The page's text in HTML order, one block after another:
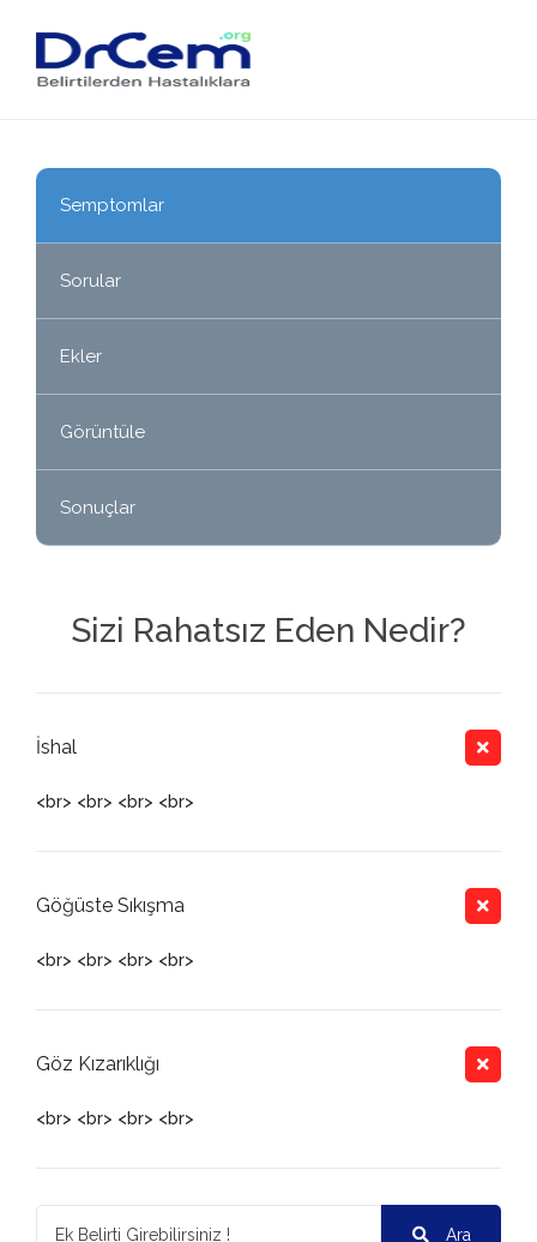
Semptomlar
Sorular
Ekler
Görüntüle
Sonuçlar
Sizi Rahatsız Eden Nedir?
İshal
<br> <br> <br> <br>
Göğüste Sıkışma
<br> <br> <br> <br>
Göz Kızarıklığı
<br> <br> <br> <br>
Ara